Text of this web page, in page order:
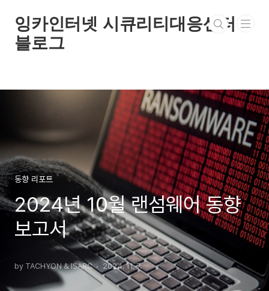
잉카인터넷 시큐리티대응센터
블로그
동향 리포트
2024년 10월 랜섬웨어 동향
보고서
by TACHYON & ISARC 2024. 11. 7.